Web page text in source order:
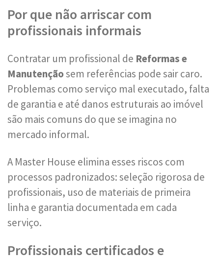
Por que não arriscar com
profissionais informais
Contratar um profissional de Reformas e
Manutençãosem referências pode sair caro.
Problemas como serviço mal executado, falta
de garantia e até danos estruturais ao imóvel
são mais comuns do que se imagina no
mercado informal.
A Master House elimina esses riscos com
processos padronizados: seleção rigorosa de
profissionais, uso de materiais de primeira
linha e garantia documentada em cada
serviço.
Profissionais certificados e